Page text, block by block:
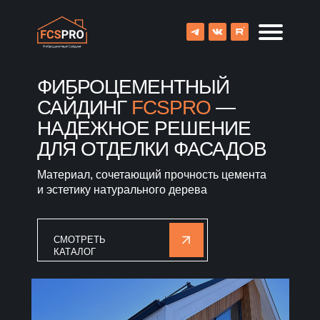
8 (800) 707-09-65
ФИБРОЦЕМЕНТНЫЙ
САЙДИНГFCSPRO —
НАДЕЖНОЕ РЕШЕНИЕ
ДЛЯ ОТДЕЛКИ ФАСАДОВ
Материал, сочетающий прочность цемента
и эстетику натурального дерева
СМОТРЕТЬ
КАТАЛОГ